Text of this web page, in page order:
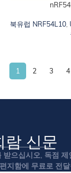
카트에 추가하십시오
북유럽 NRF54L10,
1 2 3 4
람 신문
받으십시오, 독점 제
지함에 무료로 전